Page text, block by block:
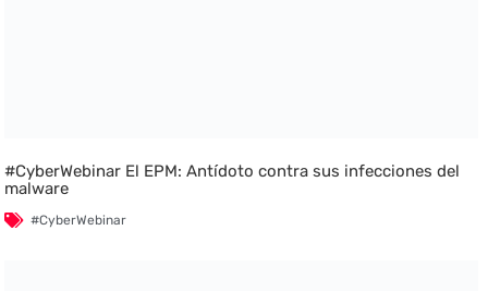
#CyberWebinar El EPM: Antídoto contra sus infecciones del
malware
#CyberWebinar